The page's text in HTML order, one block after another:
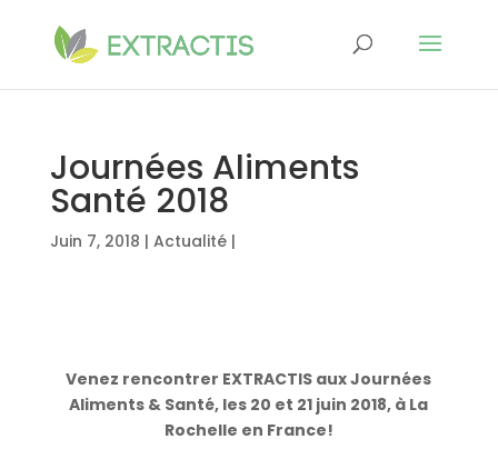
Journées Aliments
Santé 2018
Juin 7, 2018 | Actualité|
Venez rencontrer EXTRACTIS aux Journées
Aliments & Santé, les 20 et 21 juin 2018, à La
Rochelle en France!